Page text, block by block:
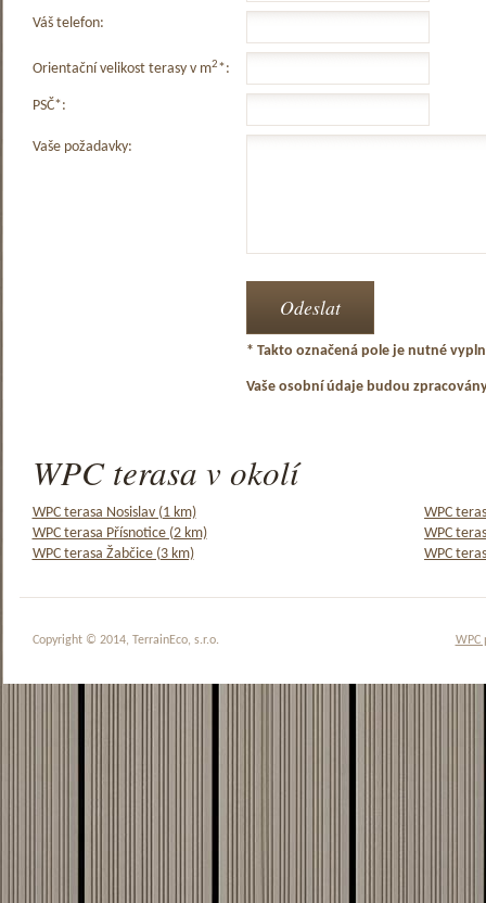
Váš telefon:
Orientační velikost terasy v m2*:
PSČ*:
Vaše požadavky:
* Takto označená pole je nutné
Vaše osobní údaje budou
WPC terasa v okolí
WPC terasa Nosislav (1 km)
WPC
WPC terasa Přísnotice (2 km)
WPC
WPC terasa Žabčice (3 km)
WPC
WPC
Copyright © 2014, TerrainEco, s.r.o.